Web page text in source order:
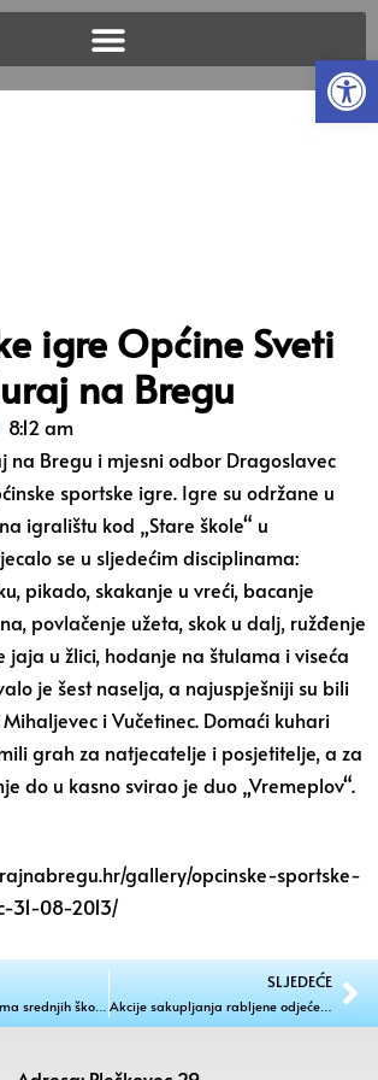
igre Općine Sveti
na Bregu
8:12 am
na Bregu i mjesni odbor Dragoslavec
sportske igre. Igre su održane u
igralištu kod „Stare škole“ u
se u sljedećim disciplinama:
pikado, skakanje u vreći, bacanje
povlačenje užeta, skok u dalj, ružđenje
jaja u žlici, hodanje na štulama i viseća
je šest naselja, a najuspješniji su bili
i Vučetinec. Domaći kuhari
grah za natjecatelje i posjetitelje, a za
do u kasno svirao je duo „Vremeplov“.
gallery/opcinske-sportske-
31-08-2013/
Informacija učenicima srednjih škola o prijevozu za prvi tjedan nastave
SLJEDEĆE
Akcije sakupljanja rabljene odjeće, tekstila, obuće i plastičnih vrećica